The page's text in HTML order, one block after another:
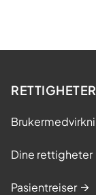
RETTIGHETER
Dine rettigheter
Pasientreiser